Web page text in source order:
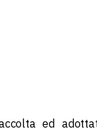
ed